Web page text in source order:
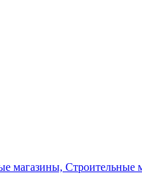
магазины, Строительные